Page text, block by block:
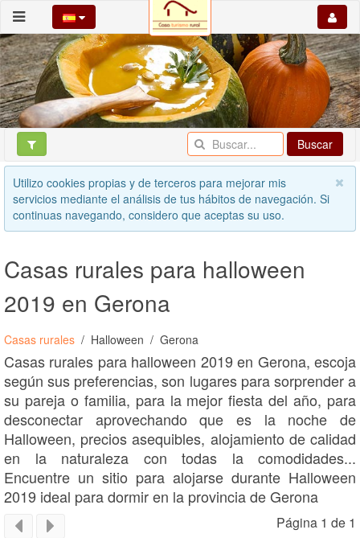
Buscar
Utilizo cookies propias y de terceros para mejorar mis
servicios mediante el análisis de tus hábitos de navegación. Si
continuas navegando, considero que aceptas su uso.
Casas rurales para halloween
2019 en Gerona
Casas rurales Halloween Gerona
Casas rurales para halloween 2019 en Gerona, escoja
según sus preferencias, son lugares para sorprender a
su pareja o familia, para la mejor fiesta del año, para
desconectar aprovechando que es la noche de
Halloween, precios asequibles, alojamiento de calidad
en la naturaleza con todas la comodidades...
Encuentre un sitio para alojarse durante Halloween
2019 ideal para dormir en la provincia de Gerona
Página 1 de 1